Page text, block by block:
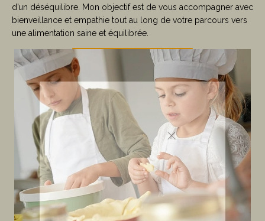
ABONNEZ-
VOUS À MA
d’un déséquilibre. Mon objectif est de vous accompagner avec
bienveillance et empathie tout au long de votre parcours vers
une alimentation saine et équilibrée.